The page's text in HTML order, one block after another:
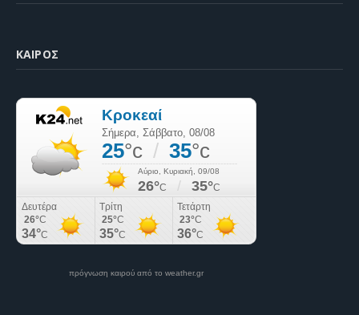
ΚΑΙΡΌΣ
πρόγνωση καιρού από το weather.gr